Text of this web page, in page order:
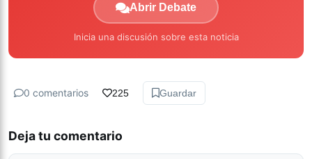
Abrir Debate
Inicia una discusión sobre esta noticia
0 comentarios 225 Guardar
Deja tu comentario